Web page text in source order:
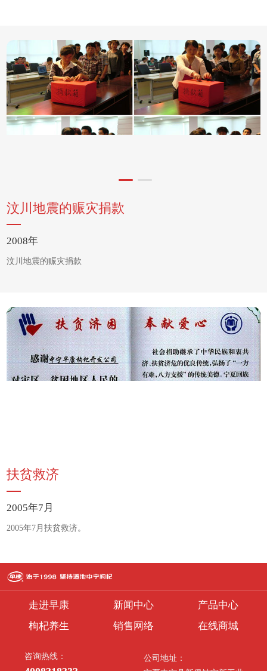
汶川地震的赈灾捐款
2008年
汶川地震的赈灾捐款
扶贫救济
2005年7月
2005年7月扶贫救济。
走进早康 新闻中心
产品中心
枸杞养生
销售网络 在线商城
咨询热线：
公司地址：